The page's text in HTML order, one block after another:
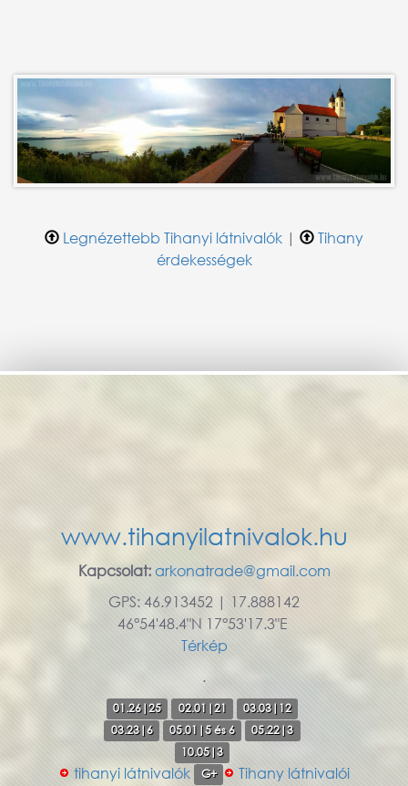
Legnézettebb Tihanyi látnivalók |
Tihany
érdekességek
www.tihanyilatnivalok.hu
Kapcsolat:arkonatrade@gmail.com
GPS: 46.913452 | 17.888142
46°54'48.4"N 17°53'17.3"E
Térkép
.
01.26|25 02.01|21
03.03|12
03.23|6
05.01|5 és 6
05.22|3
10.05|3
tihanyi látnivalók G+ Tihany látnivalói